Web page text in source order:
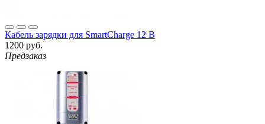
Кабель зарядки для SmartCharge 12 В
1200 руб.
Предзаказ